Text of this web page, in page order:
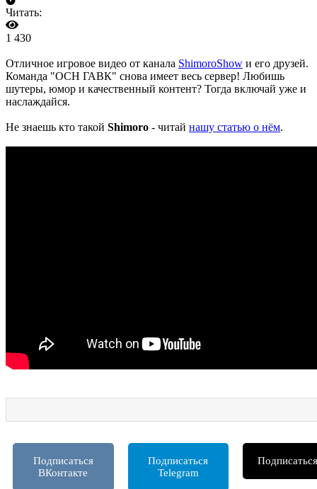
Читать:
1 430
Отличное игровое видео от канала ShimoroShow и его друзей.
Команда "ОСН ГАВК" снова имеет весь сервер! Любишь
шутеры, юмор и качественный контент? Тогда включай уже и
наслаждайся.
Не знаешь кто такой Shimoro - читай нашу статью о нём.
Подписаться
ВКонтакте
Подписаться
Telegram